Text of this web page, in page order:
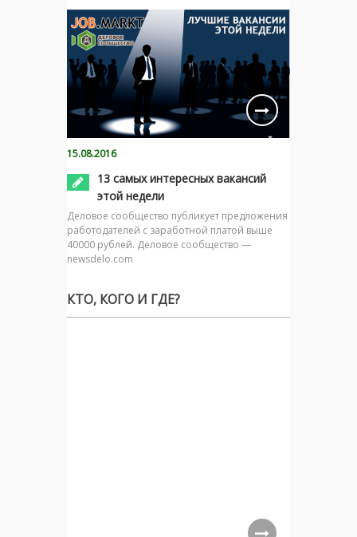
15.08.2016
13 самых интересных вакансий
этой недели
Деловое сообщество публикует предложения
работодателей с заработной платой выше
40000 рублей. Деловое сообщество —
newsdelo.com
КТО, КОГО И ГДЕ?